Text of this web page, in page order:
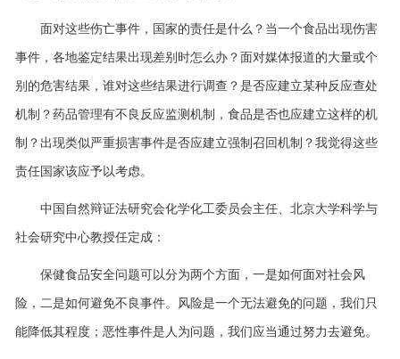
面对这些伤亡事件，国家的责任是什么？当一个食品出现伤害
事件，各地鉴定结果出现差别时怎么办？面对媒体报道的大量或个
别的危害结果，谁对这些结果进行调查？是否应建立某种反应查处
机制？药品管理有不良反应监测机制，食品是否也应建立这样的机
制？出现类似严重损害事件是否应建立强制召回机制？我觉得这些
责任国家该应予以考虑。
中国自然辩证法研究会化学化工委员会主任、北京大学科学与
社会研究中心教授任定成：
保健食品安全问题可以分为两个方面，一是如何面对社会风
险，二是如何避免不良事件。风险是一个无法避免的问题，我们只
能降低其程度；恶性事件是人为问题，我们应当通过努力去避免。